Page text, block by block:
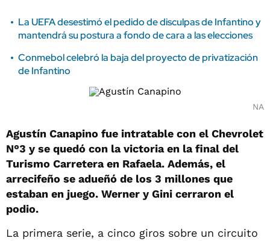
La UEFA desestimó el pedido de disculpas de Infantino y
mantendrá su postura a fondo de cara a las elecciones
Conmebol celebró la baja del proyecto de privatización
de Infantino
NA
Agustín Canapino fue intratable con el Chevrolet
N°3 y se quedó con la victoria en la final del
Turismo Carretera en Rafaela. Además, el
arrecifeño se adueñó de los 3 millones que
estaban en juego. Werner y Gini cerraron el
podio.
La primera serie, a cinco giros sobre un circuito